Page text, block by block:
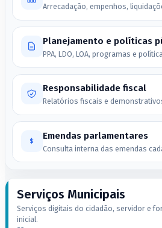
Arrecadação, empenhos,
Planejamento e políticas
PPA, LDO, LOA, programas e
Responsabilidade fiscal
Relatórios fiscais e
Emendas parlamentares
Consulta interna das emendas
Serviços Municipais
Serviços digitais do cidadão, servidor e
inicial.